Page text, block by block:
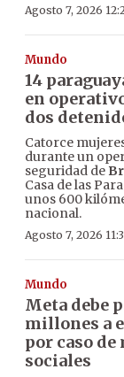
Agosto 7, 2026
Mundo
14
en
dos
Catorce
durante un
seguridad de
Casa de las
unos 600
nacional.
Agosto 7, 2026
Mundo
Meta debe
millones a
por caso de
sociales